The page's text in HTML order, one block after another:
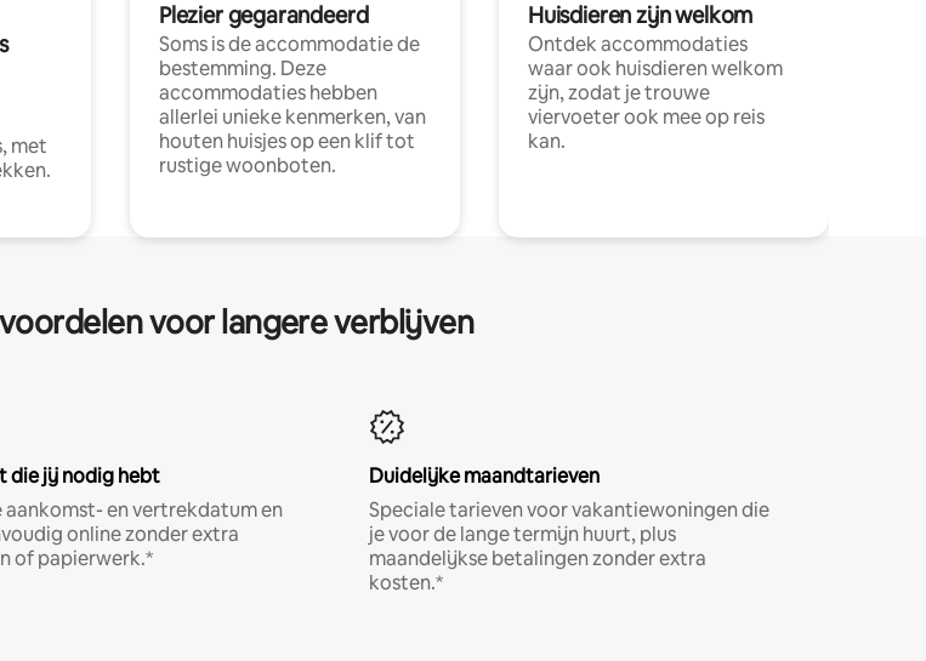
met
Plezier gegarandeerd
Soms is de accommodatie de
bestemming. Deze
accommodaties hebben
allerlei unieke kenmerken, van
houten huisjes op een klif tot
rustige woonboten.
Huisdieren zijn welkom
Ontdek accommodaties
waar ook huisdieren welkom
zijn, zodat je trouwe
viervoeter ook mee op reis
kan.
voor langere verblijven
die jij nodig hebt
aankomst- en vertrekdatum en
online zonder extra
of papierwerk.*
Duidelijke maandtarieven
Speciale tarieven voor vakantiewoningen die
je voor de lange termijn huurt, plus
maandelijkse betalingen zonder extra
kosten.*